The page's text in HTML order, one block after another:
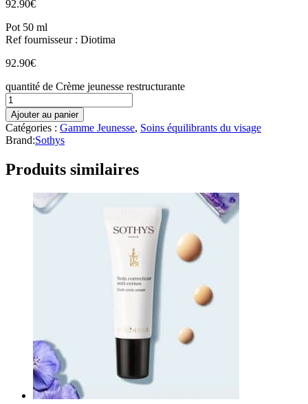
92.90€
Pot 50 ml
Ref fournisseur : Diotima
92.90€
quantité de Crème jeunesse restructurante
Ajouter au panier
Catégories : Gamme Jeunesse, Soins équilibrants du visage
Brand:Sothys
Produits similaires